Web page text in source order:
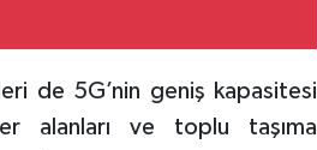
de 5G’nin geniş kapasitesi
alanları ve toplu taşıma